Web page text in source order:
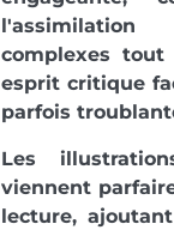
l'assimilation
complexes
esprit critique
parfois
Les
viennent
lecture,